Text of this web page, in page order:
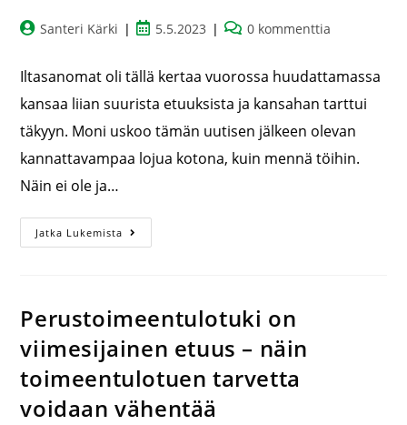
Santeri Kärki 5.5.2023 0 kommenttia
Iltasanomat oli tällä kertaa vuorossa huudattamassa
kansaa liian suurista etuuksista ja kansahan tarttui
täkyyn. Moni uskoo tämän uutisen jälkeen olevan
kannattavampaa lojua kotona, kuin mennä töihin.
Näin ei ole ja…
Jatka Lukemista
Perustoimeentulotuki on
viimesijainen etuus – näin
toimeentulotuen tarvetta
voidaan vähentää